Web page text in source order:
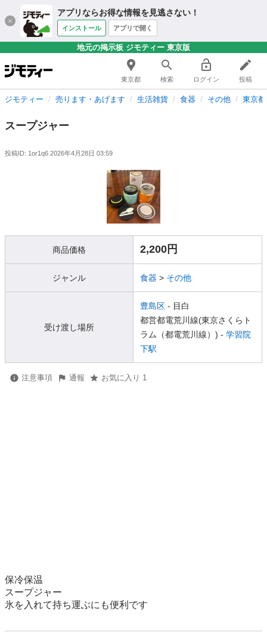
アプリならお得な情報を見逃さない！
インストール アプリで開く
地元の掲示板 ジモティー 東京版
東京都 検索 ログイン 投稿
ジモティー 売ります・あげます 生活雑貨 食器 その他 東京
スープジャー
投稿ID: 1or1q6 2026年4月28日 03:59
商品価格 2,200円
ジャンル 食器 > その他
受け渡し場所
豊島区 - 目白
都営都電荒川線(東京さくらト
ラム（都電荒川線）) - 学習院
下駅
注意事項 通報 お気に入り 1
保冷保温
スープジャー
氷を入れて持ち運ぶにも便利です